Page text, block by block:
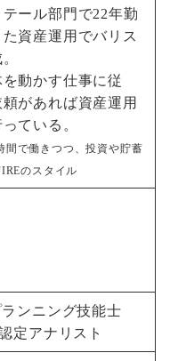
ール部門で22年勤
資産運用でバリス
動かす仕事に従
があれば資産運用
ている。
間で働きつつ、投資や貯蓄
のスタイル
ンニング技能士
定アナリスト